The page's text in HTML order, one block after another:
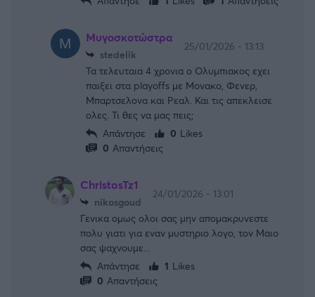
Μυγοσκοτώστρα
stedelik
25/01/2026 - 13:13
Τα τελευταια 4 χρονια ο Ολυμπιακος εχει
παιξει στα playoffs με Μονακο, Φενερ,
Μπαρτσελονα και Ρεαλ. Και τις απεκλεισε
ολες. Τι θες να μας πεις;
Απάντησε
0 Likes
0 Απαντήσεις
ChristosTz1
nikosgoud
24/01/2026 - 13:01
Γενικα ομως ολοι σας μην απομακρυνεστε
πολυ γιατι για εναν μυστηριο λογο, τον Μαιο
σας ψαχνουμε...
Απάντησε
1 Likes
0 Απαντήσεις